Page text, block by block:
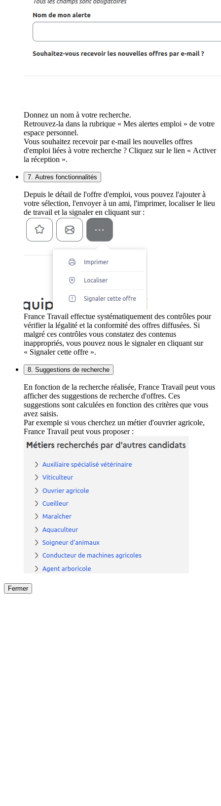
Donnez un nom à votre recherche.
Retrouvez-la dans la rubrique « Mes alertes emploi » de votre
espace personnel.
Vous souhaitez recevoir par e-mail les nouvelles offres
d'emploi liées à votre recherche ? Cliquez sur le lien « Activer
la réception ».
7. Autres fonctionnalités
Depuis le détail de l'offre d'emploi, vous pouvez l'ajouter à
votre sélection, l'envoyer à un ami, l'imprimer, localiser le lieu
de travail et la signaler en cliquant sur :
France Travail effectue systématiquement des contrôles pour
vérifier la légalité et la conformité des offres diffusées. Si
malgré ces contrôles vous constatez des contenus
inappropriés, vous pouvez nous le signaler en cliquant sur
« Signaler cette offre ».
8. Suggestions de recherche
En fonction de la recherche réalisée, France Travail peut vous
afficher des suggestions de recherche d'offres. Ces
suggestions sont calculées en fonction des critères que vous
avez saisis.
Par exemple si vous cherchez un métier d'ouvrier agricole,
France Travail peut vous proposer :
Fermer